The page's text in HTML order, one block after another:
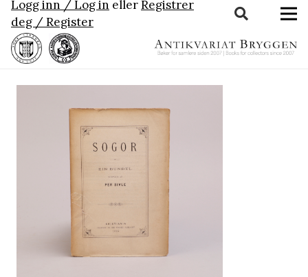
Logg inn / Log in ellerRegistrer
deg / Register